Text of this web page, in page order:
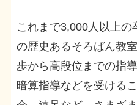
これまで3,000人以上
の歴史あるそろばん教
歩から高段位までの指
暗算指導などを受ける